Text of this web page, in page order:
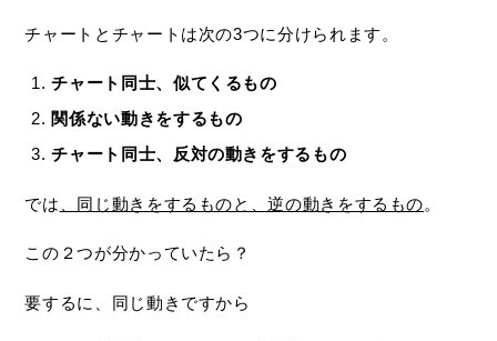
チャートとチャートは次の3つに分けられます。
チャート同士、似てくるもの
関係ない動きをするもの
チャート同士、反対の動きをするもの
では 、同じ動きをするものと、逆の動きをするもの。
この２つが分かっていたら？
要するに、同じ動きですから